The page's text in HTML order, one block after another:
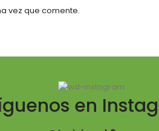
vez que comente.
en